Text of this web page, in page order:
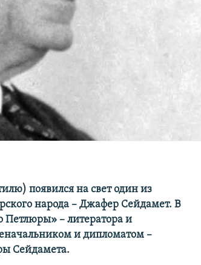
появился на свет один из
народа – Джафер Сейдамет. В
Петлюры» – литератора и
и дипломатом –
Сейдамета.